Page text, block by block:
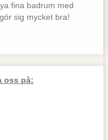
fina badrum med
sig mycket bra!
oss på: